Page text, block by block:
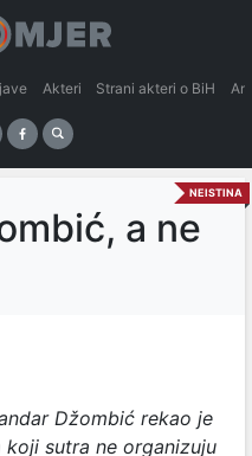
Akteri Strani akteri o BiH
NEISTINA
a ne
Džombić rekao je
sutra ne organizuju